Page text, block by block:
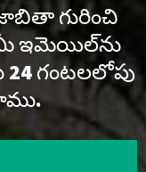
గురించి
ఇమెయిల్‌ను
గంటలలోపు